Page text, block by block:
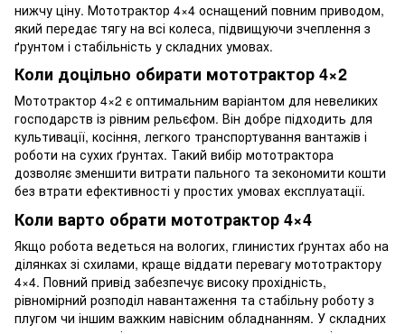
нижчу ціну. Мототрактор 4×4 оснащений повним приводом,
який передає тягу на всі колеса, підвищуючи зчеплення з
ґрунтом і стабільність у складних умовах.
Коли доцільно обирати мототрактор 4×2
Мототрактор 4×2 є оптимальним варіантом для невеликих
господарств із рівним рельєфом. Він добре підходить для
культивації, косіння, легкого транспортування вантажів і
роботи на сухих ґрунтах. Такий вибір мототрактора
дозволяє зменшити витрати пального та зекономити кошти
без втрати ефективності у простих умовах експлуатації.
Коли варто обрати мототрактор 4×4
Якщо робота ведеться на вологих, глинистих ґрунтах або на
ділянках зі схилами, краще віддати перевагу мототрактору
4×4. Повний привід забезпечує високу прохідність,
рівномірний розподіл навантаження та стабільну роботу з
плугом чи іншим важким навісним обладнанням. У складних